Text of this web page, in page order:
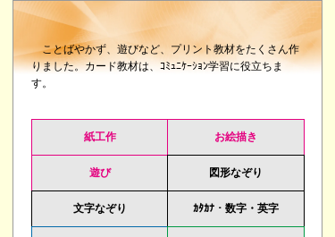
ことばやかず、遊びなど、プリント教材をたくさん作
りました。カード教材は、ｺﾐｭﾆｹｰｼｮﾝ学習に役立ちま
す。
紙工作 お絵描き
遊び 図形なぞり
文字なぞり ｶﾀｶﾅ・数字・英字